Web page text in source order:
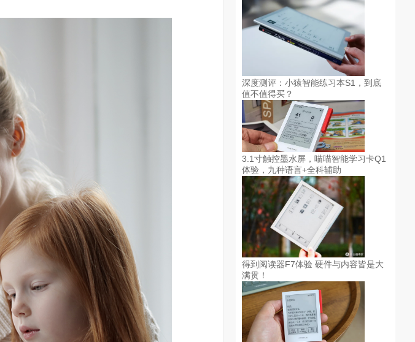
深度测评：小猿智能练习本S1，到底
值不值得买？
3.1寸触控墨水屏，喵喵智能学习卡Q1
体验，九种语言+全科辅助
得到阅读器F7体验 硬件与内容皆是大
满贯！